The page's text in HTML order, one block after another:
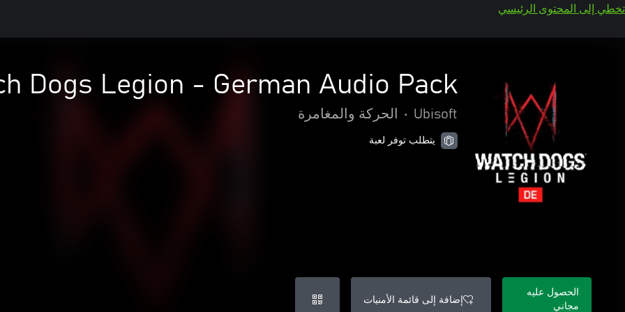
تخطي إلى المحتوى الرئيسي
Dogs Legion - German Audio Pack
Ubisoft
• الحركة والمغامرة
يتطلب توفر لعبة
الحصول عليه
مجاني
إضافة إلى قائمة الأمنيات